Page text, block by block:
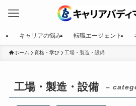
キャリアの悩み 転職エージェント
ホーム 資格・学び 工場・製造・設備
工場・製造・設備 –